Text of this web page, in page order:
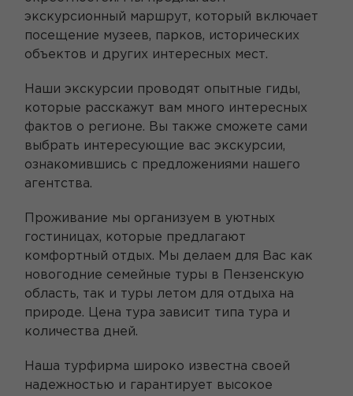
экскурсионный маршрут, который включает
посещение музеев, парков, исторических
объектов и других интересных мест.
Наши экскурсии проводят опытные гиды,
которые расскажут вам много интересных
фактов о регионе. Вы также сможете сами
выбрать интересующие вас экскурсии,
ознакомившись с предложениями нашего
агентства.
Проживание мы организуем в уютных
гостиницах, которые предлагают
комфортный отдых. Мы делаем для Вас как
новогодние семейные туры в Пензенскую
область, так и туры летом для отдыха на
природе. Цена тура зависит типа тура и
количества дней.
Наша турфирма широко известна своей
надежностью и гарантирует высокое